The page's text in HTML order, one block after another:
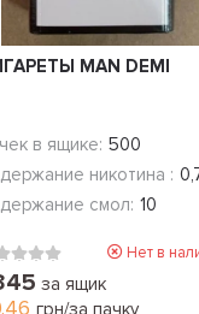
MAN DEMI
в ящике: 500
никотина :
смол: 10
Нет в
за ящик